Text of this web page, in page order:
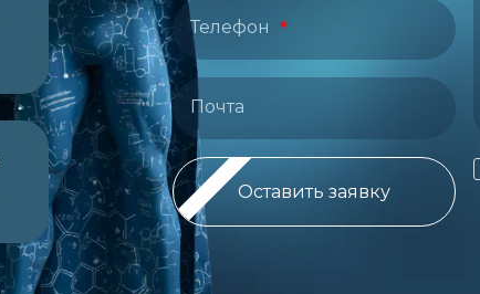
Телефон
Почта
Оставить заявку